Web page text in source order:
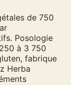
de 750
Posologie
à 3 750
fabrique
Herba